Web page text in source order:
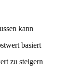
kann
basiert
zu steigern